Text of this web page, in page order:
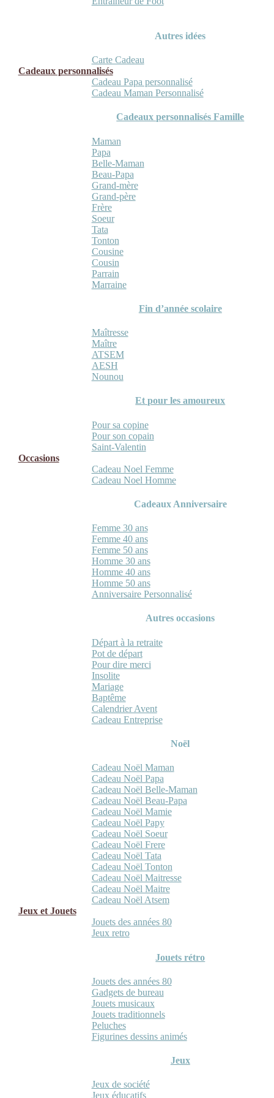
Autres idées
Carte Cadeau
Cadeaux personnalisés
Cadeau Papa personnalisé
Cadeau Maman Personnalisé
Cadeaux personnalisés Famille
Maman
Papa
Belle-Maman
Beau-Papa
Grand-mère
Grand-père
Frère
Soeur
Tata
Tonton
Cousine
Cousin
Parrain
Marraine
Fin d’année scolaire
Maîtresse
Maître
ATSEM
AESH
Nounou
Et pour les amoureux
Pour sa copine
Pour son copain
Saint-Valentin
Occasions
Cadeau Noel Femme
Cadeau Noel Homme
Cadeaux Anniversaire
Femme 30 ans
Femme 40 ans
Femme 50 ans
Homme 30 ans
Homme 40 ans
Homme 50 ans
Anniversaire Personnalisé
Autres occasions
Départ à la retraite
Pot de départ
Pour dire merci
Insolite
Mariage
Baptême
Calendrier Avent
Cadeau Entreprise
Noël
Cadeau Noël Maman
Cadeau Noël Papa
Cadeau Noël Belle-Maman
Cadeau Noël Beau-Papa
Cadeau Noël Mamie
Cadeau Noël Papy
Cadeau Noël Soeur
Cadeau Noël Frere
Cadeau Noël Tata
Cadeau Noël Tonton
Cadeau Noël Maitresse
Cadeau Noël Maitre
Cadeau Noël Atsem
Jeux et Jouets
Jouets des années 80
Jeux retro
Jouets rétro
Jouets des années 80
Gadgets de bureau
Jouets musicaux
Jouets traditionnels
Peluches
Figurines dessins animés
Jeux
Jeux de société
Jeux éducatifs